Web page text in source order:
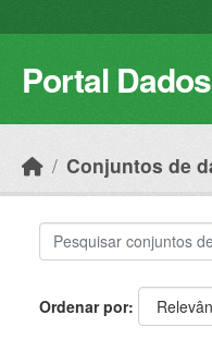
Portal
Conjuntos de
Ordenar por